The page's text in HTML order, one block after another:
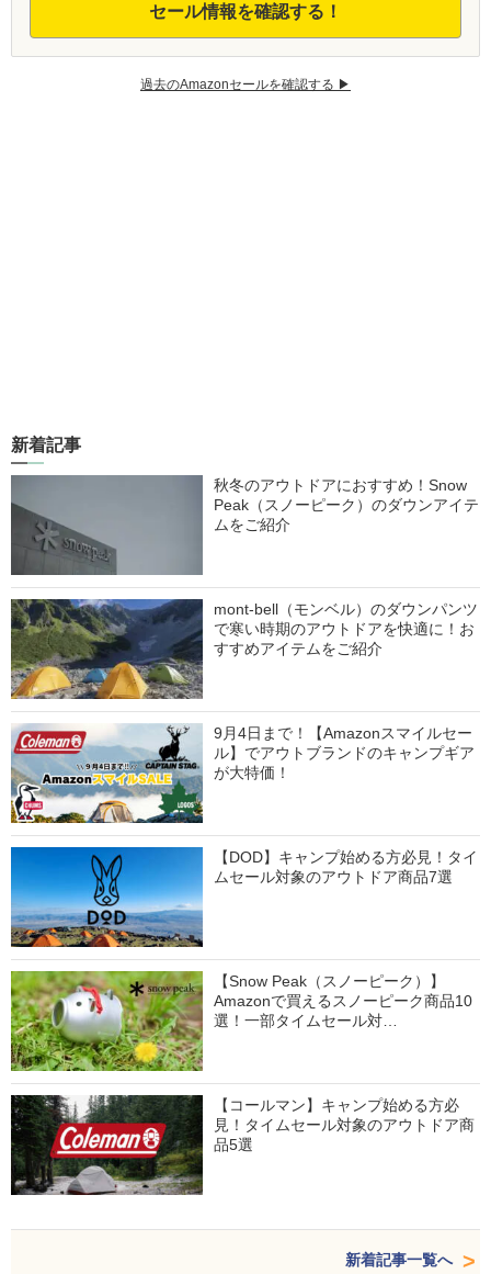
セール情報を確認する！
過去のAmazonセールを確認する ▶︎
新着記事
秋冬のアウトドアにおすすめ！Snow
Peak（スノーピーク）のダウンアイテ
ムをご紹介
mont-bell（モンベル）のダウンパンツ
で寒い時期のアウトドアを快適に！お
すすめアイテムをご紹介
9月4日まで！【Amazonスマイルセー
ル】でアウトブランドのキャンプギア
が大特価！
【DOD】キャンプ始める方必見！タイ
ムセール対象のアウトドア商品7選
【Snow Peak（スノーピーク）】
Amazonで買えるスノーピーク商品10
選！一部タイムセール対…
【コールマン】キャンプ始める方必
見！タイムセール対象のアウトドア商
品5選
新着記事一覧へ